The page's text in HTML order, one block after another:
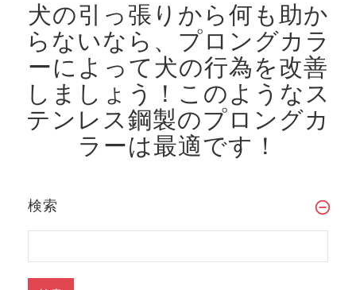
犬の引っ張りから何も助か
らないなら、プロングカラ
ーによって犬の行為を改善
しましょう！ このようなス
テンレス鋼製のプロングカ
ラーは最適です！
検索